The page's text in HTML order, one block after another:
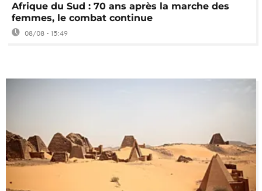
Afrique du Sud : 70 ans après la marche des
femmes, le combat continue
08/08 - 15:49